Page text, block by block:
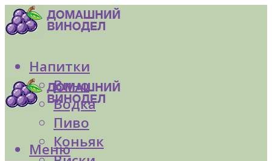
Напитки
Вино
Водка
Пиво
Коньяк
Меню